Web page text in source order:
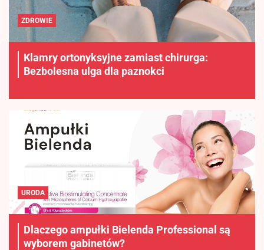
ZDROWIE
Klamry ortonyksyjne zamiast chirurga:
Bezbolesna ulga dla paznokci
URODA
Dlaczego ampułki Bielenda Professional są
wyborem gabinetów?